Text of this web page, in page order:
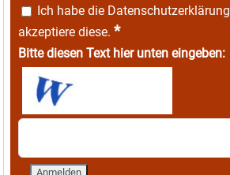
Ich habe die Datenschutzerklärung
akzeptiere diese. *
Bitte diesen Text hier unten eingeben: